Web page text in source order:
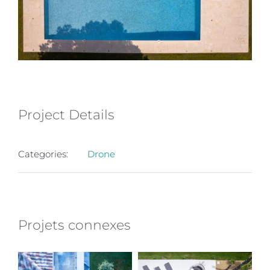
Project Details
Categories: Drone
Projets connexes